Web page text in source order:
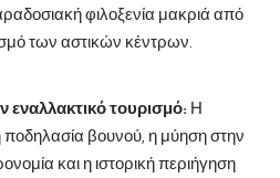
φιλοξενία μακριά από
των αστικών κέντρων.
εναλλακτικό τουρισμό: Η
ποδηλασία βουνού, η μύηση στην
και η ιστορική περιήγηση